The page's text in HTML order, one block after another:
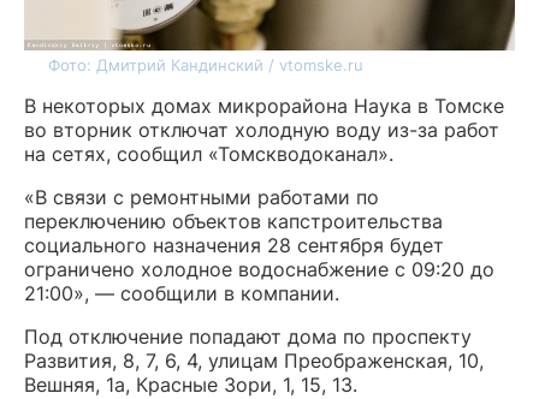
Фото: Дмитрий Кандинский / vtomske.ru
В некоторых домах микрорайона Наука в Томске
во вторник отключат холодную воду из-за работ
на сетях, сообщил «Томскводоканал».
«В связи с ремонтными работами по
переключению объектов капстроительства
социального назначения 28 сентября будет
ограничено холодное водоснабжение с 09:20 до
21:00», — сообщили в компании.
Под отключение попадают дома по проспекту
Развития, 8, 7, 6, 4, улицам Преображенская, 10,
Вешняя, 1а, Красные Зори, 1, 15, 13.